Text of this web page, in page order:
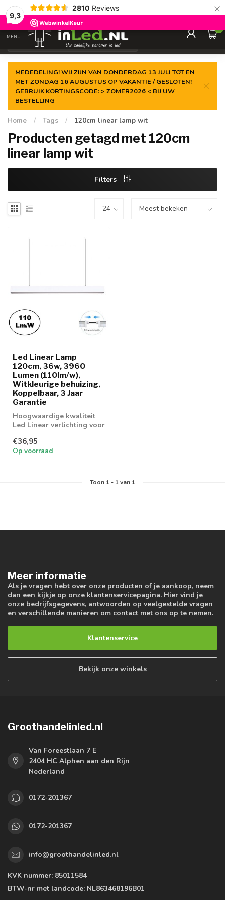
9,3
2810 Reviews ×
Gegarandeerde delaagste prijs
MENU
0
MEDEDELING! WIJ ZIJN VAN DONDERDAG 13 JULI TOT EN
MET ZONDAG 16 AUGUSTUS OP VAKANTIE / GESLOTEN!
GEBRUIK KORTINGSCODE: > ZOMER2026 < BIJ UW
BESTELLING
Home / Tags / 120cm linear lamp wit
Producten getagd met 120cm
linear lamp wit
Filters
Led Linear Lamp
120cm, 36w, 3960
Lumen (110lm/w),
Witkleurige behuizing,
Koppelbaar, 3 Jaar
Garantie
Hoogwaardige kwaliteit
Led Linear verlichting voor
werkplaatsen en...
€36,95
Op voorraad
Toon 1- 1van 1
Meer informatie
Als je vragen hebt over onze producten of je aankoop, neem
dan een kijkje op onze klantenservicepagina. Hier vind je
onze bedrijfsgegevens, antwoorden op veelgestelde vragen
en verschillende manieren om contact met ons op te nemen.
Klantenservice
Bekijk onze winkels
Groothandelinled.nl
Van Foreestlaan 7 E
2404 HC Alphen aan den Rijn
Nederland
0172-201367
0172-201367
info@groothandelinled.nl
KVK nummer: 85011584
BTW-nr met landcode: NL863468196B01